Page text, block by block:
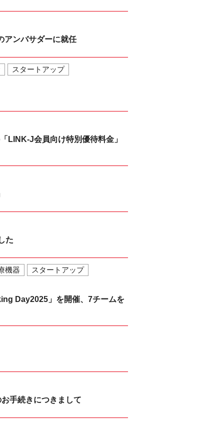
アンバサダーに就任
スタートアップ
LINK-J会員向け特別優待料金」
た
機器
スタートアップ
Day2025」を開催、7チームを
手続きにつきまして